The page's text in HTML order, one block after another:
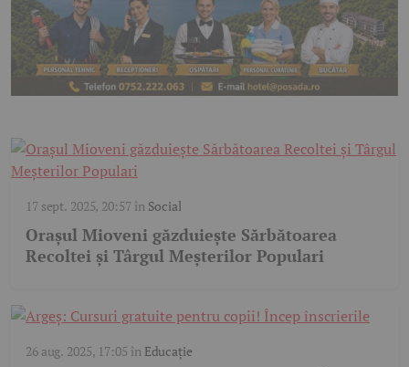
17 sept. 2025, 20:57în Social
Orașul Mioveni găzduiește Sărbătoarea
Recoltei și Târgul Meșterilor Populari
26 aug. 2025, 17:05 în Educație